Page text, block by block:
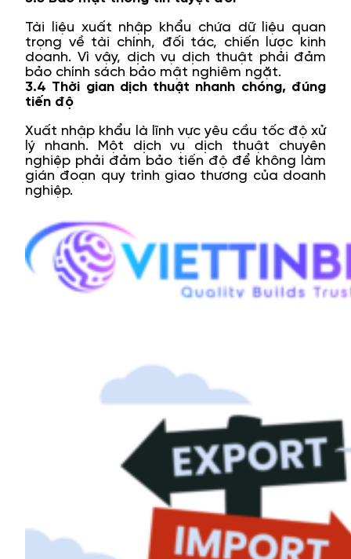
Tài liệu xuất nhập khẩu chứa dữ liệu quan
trọng về tài chính, đối tác, chiến lược kinh
doanh. Vì vậy, dịch vụ dịch thuật phải đảm
bảo chính sách bảo mật nghiêm ngặt.
3.4 Thời gian dịch thuật nhanh chóng, đúng
tiến độ
Xuất nhập khẩu là lĩnh vực yêu cầu tốc độ xử
lý nhanh. Một dịch vụ dịch thuật chuyên
nghiệp phải đảm bảo tiến độ để không làm
gián đoạn quy trình giao thương của doanh
nghiệp.